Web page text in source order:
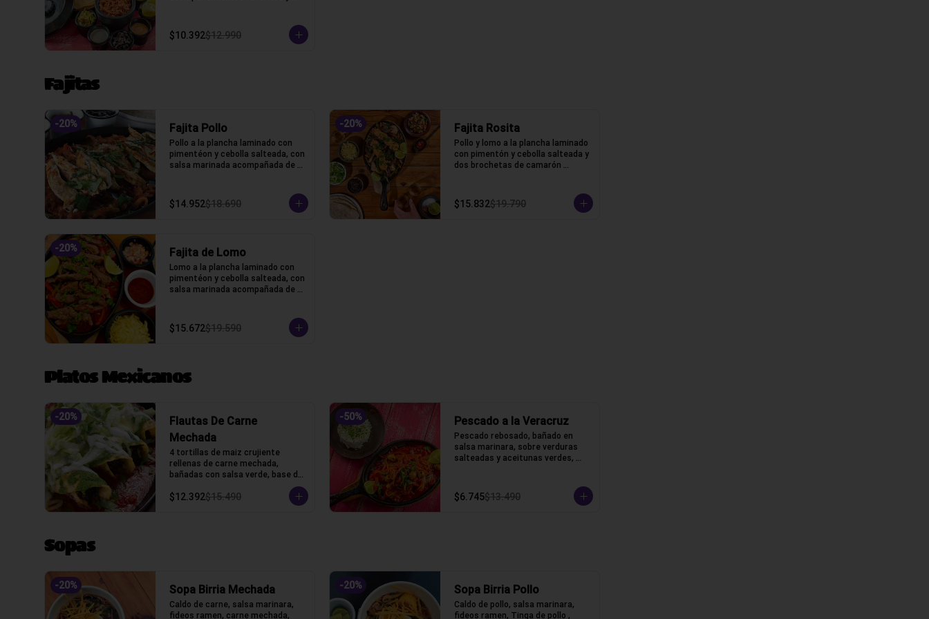
$10.392$12.990
Fajitas
-20% Fajita Pollo
Pollo a la plancha laminado con
pimentéon y cebolla salteada, con
salsa marinada acompañada de
trigo.
$14.952$18.690
-20% Fajita Rosita
Pollo y lomo a la plancha laminado
con pimentón y cebolla salteada y
dos brochetas de camarón
tortillas de harina de trigo.
$15.832$19.790
-20% Fajita de Lomo
Lomo a la plancha laminado con
pimentéon y cebolla salteada, con
salsa marinada acompañada de
trigo.
$15.672$19.590
Platos Mexicanos
-20%
Flautas De Carne
Mechada
4 tortillas de maiz crujiente
rellenas de carne mechada,
bañadas con salsa verde, base de
gratinado con queso gauda,
$12.392$15.490
-50% Pescado a la Veracruz
Pescado rebosado, bañado en
salsa marinara, sobre verduras
salteadas y aceitunas verdes,
$6.745$13.490
Sopas
-20% Sopa Birria Mechada
Caldo de carne, salsa marinara,
fideos ramen, carne mechada,
-20% Sopa Birria Pollo
Caldo de pollo, salsa marinara,
fideos ramen, Tinga de pollo ,